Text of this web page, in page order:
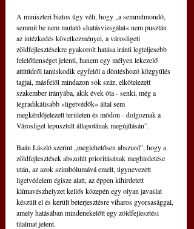
A miniszteri biztos úgy véli, hogy „a semmitmondó,
semmit be nem mutató »hatásvizsgálat« nem pusztán
az intézkedés következményei, a városligeti
zöldfejlesztésekre gyakorolt hatása iránti legteljesebb
felelőtlenséget jelenti, hanem egy mélyen lekezelő
attitűdről tanúskodik egyfelől a döntéshozó közgyűlés
tagjai, másfelől mindazon sok száz, elkötelezett
szakember irányába, akik évek óta - senki, még a
legradikálisabb »ligetvédők« által sem
megkérdőjelezett területen és módon - dolgoznak a
Városliget lepusztult állapotának megújításán”.
Baán László szerint „meglehetősen abszurd”, hogy a
zöldfejlesztések abszolút prioritásának meghirdetése
után, az azok szimbólumává emelt, úgynevezett
ligetvédelem égisze alatt, az éppen kihirdetett
klímavészhelyzet kellős közepén egy olyan javaslat
készült el és került beterjesztésre viharos gyorsasággal,
amely hatásában mindenekelőtt egy zöldfejlesztési
tilalmat jelent.